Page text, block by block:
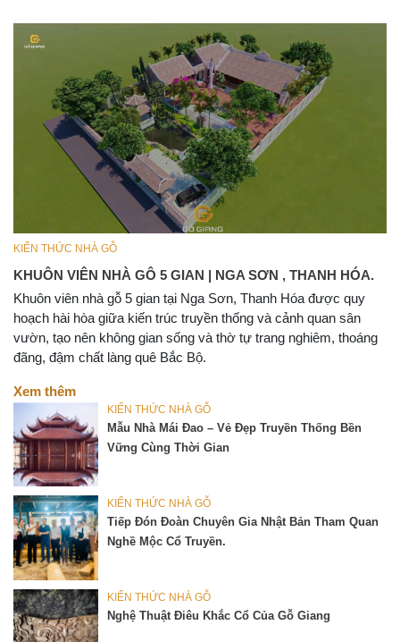
KIẾN THỨC NHÀ GỖ
KHUÔN VIÊN NHÀ GÔ 5 GIAN | NGA SƠN , THANH HÓA.
Khuôn viên nhà gỗ 5 gian tại Nga Sơn, Thanh Hóa được quy
hoạch hài hòa giữa kiến trúc truyền thống và cảnh quan sân
vườn, tạo nên không gian sống và thờ tự trang nghiêm, thoáng
đãng, đậm chất làng quê Bắc Bộ.
Xem thêm
KIẾN THỨC NHÀ GỖ
Mẫu Nhà Mái Đao – Vẻ Đẹp Truyền Thống Bền
Vững Cùng Thời Gian
KIẾN THỨC NHÀ GỖ
Tiếp Đón Đoàn Chuyên Gia Nhật Bản Tham Quan
Nghề Mộc Cổ Truyền.
KIẾN THỨC NHÀ GỖ
Nghệ Thuật Điêu Khắc Cổ Của Gỗ Giang